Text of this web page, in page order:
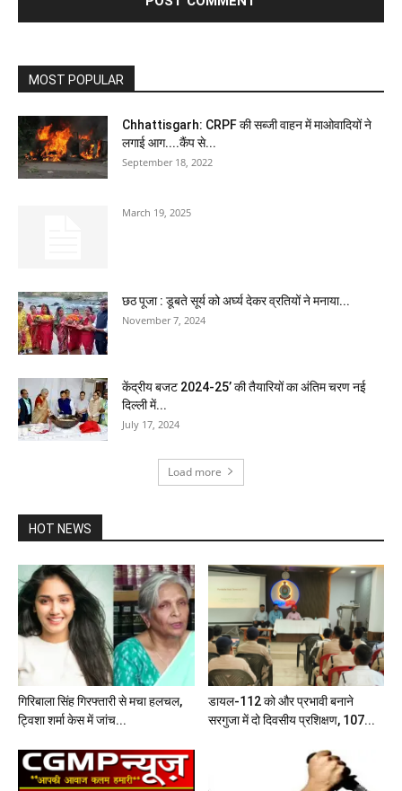
MOST POPULAR
Chhattisgarh: CRPF की सब्जी वाहन में माओवादियों ने
लगाई आग....कैंप से...
September 18, 2022
March 19, 2025
छठ पूजा : डूबते सूर्य को अर्घ्य देकर व्रतियों ने मनाया...
November 7, 2024
केंद्रीय बजट 2024-25’ की तैयारियों का अंतिम चरण नई
दिल्ली में...
July 17, 2024
Load more
HOT NEWS
गिरिबाला सिंह गिरफ्तारी से मचा हलचल,
ट्विशा शर्मा केस में जांच...
डायल-112 को और प्रभावी बनाने
सरगुजा में दो दिवसीय प्रशिक्षण, 107...